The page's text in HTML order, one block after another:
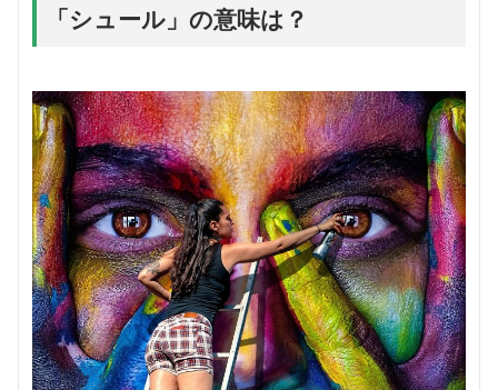
「シュール」の意味は？